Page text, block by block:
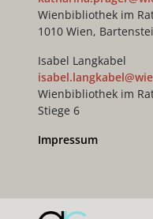
Wienbibliothek im
1010 Wien,
Isabel Langkabel
Wienbibliothek im
Stiege 6
Impressum